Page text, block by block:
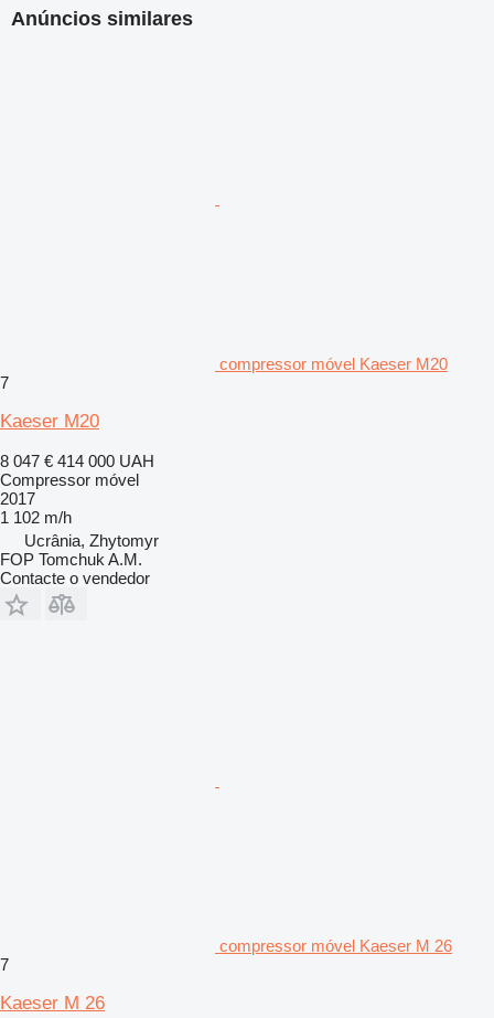
Anúncios similares
compressor móvel Kaeser M20
7
Kaeser M20
8 047 € 414 000 UAH
Compressor móvel
2017
1 102 m/h
Ucrânia, Zhytomyr
FOP Tomchuk A.M.
Contacte o vendedor
compressor móvel Kaeser M 26
7
Kaeser M 26